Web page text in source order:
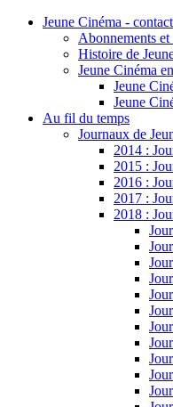
Jeune Cinéma - contact
Abonnements et
Histoire de
Jeune Cinéma
Jeune
Jeune
Au fil du temps
Journaux de
2014 :
2015 :
2016 :
2017 :
2018 :